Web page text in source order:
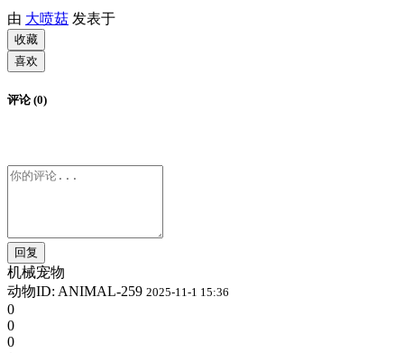
由 大喷菇 发表于
收藏
喜欢
评论 (0)
回复
机械宠物
动物ID: ANIMAL-259 2025-11-1 15:36
0
0
0